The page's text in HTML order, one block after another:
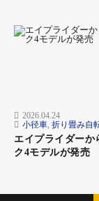
リ専用のプロ
を実現。
てやすく、自
2026.04.24
小径車, 折り畳み自
エイプライダーか
ク4モデルが発売